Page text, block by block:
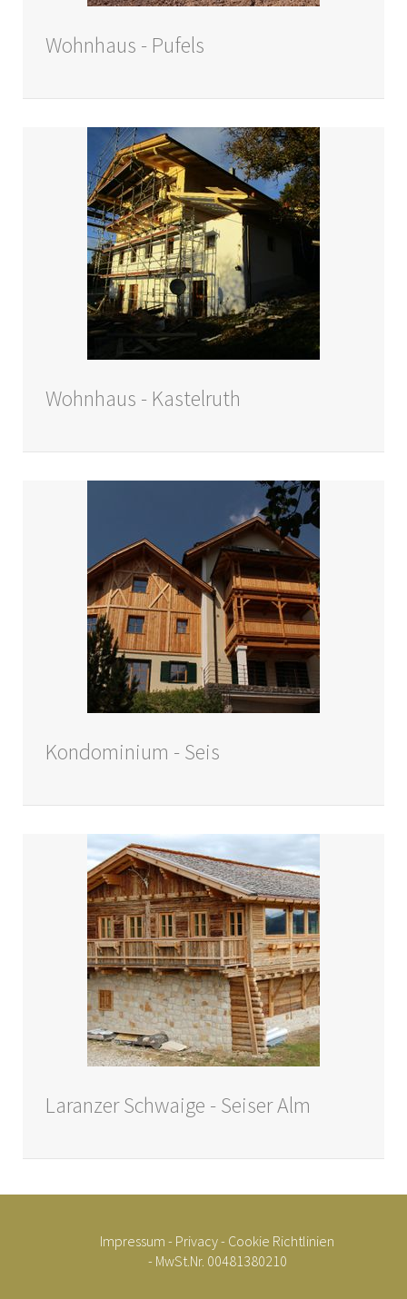
Wohnhaus - Pufels
Wohnhaus - Kastelruth
Kondominium - Seis
Laranzer Schwaige - Seiser Alm
Impressum - Privacy- Cookie Richtlinien
- MwSt.Nr. 00481380210